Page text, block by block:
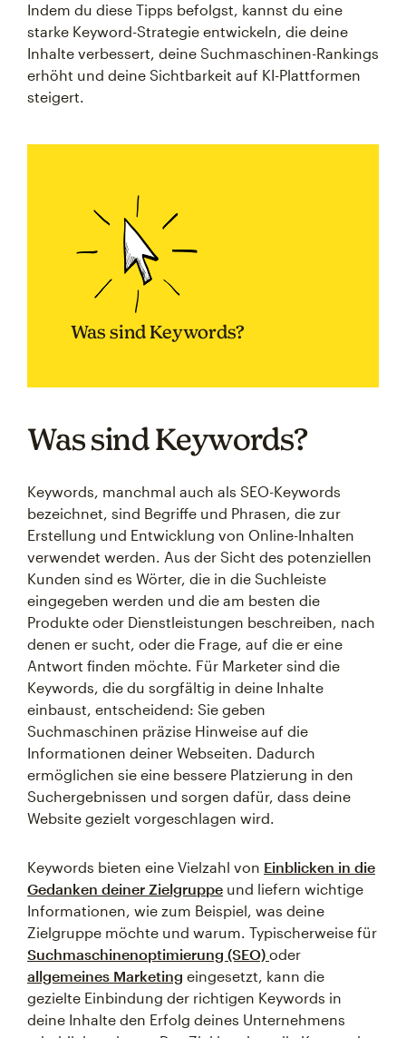
Indem du diese Tipps befolgst, kannst du eine
starke Keyword-Strategie entwickeln, die deine
Inhalte verbessert, deine Suchmaschinen-Rankings
erhöht und deine Sichtbarkeit auf KI-Plattformen
steigert.
Was sind Keywords?
Was sind Keywords?
Keywords, manchmal auch als SEO-Keywords
bezeichnet, sind Begriffe und Phrasen, die zur
Erstellung und Entwicklung von Online-Inhalten
verwendet werden. Aus der Sicht des potenziellen
Kunden sind es Wörter, die in die Suchleiste
eingegeben werden und die am besten die
Produkte oder Dienstleistungen beschreiben, nach
denen er sucht, oder die Frage, auf die er eine
Antwort finden möchte. Für Marketer sind die
Keywords, die du sorgfältig in deine Inhalte
einbaust, entscheidend: Sie geben
Suchmaschinen präzise Hinweise auf die
Informationen deiner Webseiten. Dadurch
ermöglichen sie eine bessere Platzierung in den
Suchergebnissen und sorgen dafür, dass deine
Website gezielt vorgeschlagen wird.
Keywords bieten eine Vielzahl von Einblicken in die
Gedanken deiner Zielgruppe und liefern wichtige
Informationen, wie zum Beispiel, was deine
Zielgruppe möchte und warum. Typischerweise für
Suchmaschinenoptimierung (SEO) oder
allgemeines Marketing eingesetzt, kann die
gezielte Einbindung der richtigen Keywords in
deine Inhalte den Erfolg deines Unternehmens